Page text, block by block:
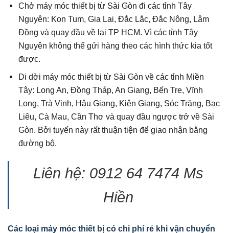
Chở máy móc thiết bị từ Sài Gòn đi các tỉnh Tây
Nguyên: Kon Tum, Gia Lai, Đắc Lắc, Đắc Nông, Lâm
Đồng và quay đầu về lại TP HCM. Vì các tỉnh Tây
Nguyên không thể gửi hàng theo các hình thức kia tốt
được.
Di dời máy móc thiết bị từ Sài Gòn về các tỉnh Miền
Tây: Long An, Đồng Tháp, An Giang, Bến Tre, Vĩnh
Long, Trà Vinh, Hậu Giang, Kiên Giang, Sóc Trăng, Bạc
Liêu, Cà Mau, Cần Thơ và quay đầu ngược trở về Sài
Gòn. Bởi tuyến này rất thuận tiện để giao nhận bằng
đường bộ.
Liên hệ: 0912 64 7474 Ms
Hiền
Các loại máy móc thiết bị có chi phí rẻ khi vận chuyển